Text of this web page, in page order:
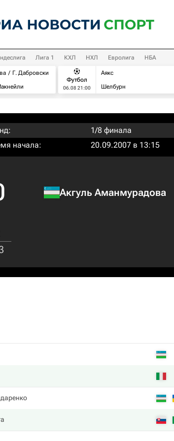
Лига 1 КХЛ НХЛ Евролига НБА
Г. Дабровски
Футбол
06.08 21:00
Аякс
Шелбурн
1/8 финала
начала:
20.09.2007 в 13:15
Акгуль Аманмурадова